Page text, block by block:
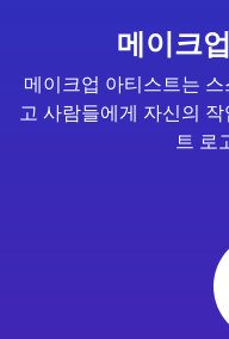
메이크
메이크업 아티스트는
고 사람들에게 자신의
트 로